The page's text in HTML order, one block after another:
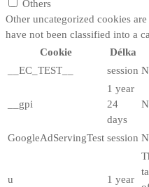
Others
Other uncategorized cookies
have not been classified into a
Cookie
Délka
__EC_TEST__
session
__gpi
1 year
24
days
GoogleAdServingTest session
u 1 year